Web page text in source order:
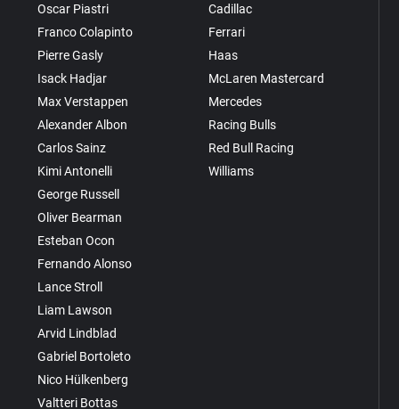
Oscar Piastri
Franco Colapinto
Pierre Gasly
Isack Hadjar
Max Verstappen
Alexander Albon
Carlos Sainz
Kimi Antonelli
George Russell
Oliver Bearman
Esteban Ocon
Fernando Alonso
Lance Stroll
Liam Lawson
Arvid Lindblad
Gabriel Bortoleto
Nico Hülkenberg
Valtteri Bottas
Cadillac
Ferrari
Haas
McLaren Mastercard
Mercedes
Racing Bulls
Red Bull Racing
Williams